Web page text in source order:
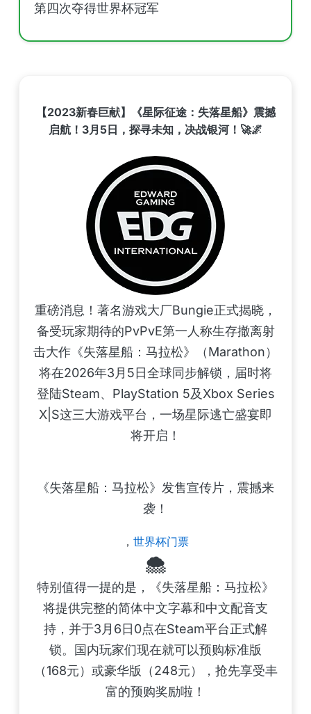
第四次夺得世界杯冠军
【2023新春巨献】《星际征途：失落星船》震撼
启航！3月5日，探寻未知，决战银河！🚀🌌
重磅消息！著名游戏大厂Bungie正式揭晓，
备受玩家期待的PvPvE第一人称生存撤离射
击大作《失落星船：马拉松》（Marathon）
将在2026年3月5日全球同步解锁，届时将
登陆Steam、PlayStation 5及Xbox Series
X|S这三大游戏平台，一场星际逃亡盛宴即
将开启！
《失落星船：马拉松》发售宣传片，震撼来
袭！
， 世界杯门票
🌨️
特别值得一提的是，《失落星船：马拉松》
将提供完整的简体中文字幕和中文配音支
持，并于3月6日0点在Steam平台正式解
锁。国内玩家们现在就可以预购标准版
（168元）或豪华版（248元），抢先享受丰
富的预购奖励啦！